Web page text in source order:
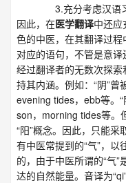
3.充分考虑汉语习
因此，在医学翻译中还应
色的中医，在其翻译过
对应的语句，不管是意译
经过翻译者的无数次探
持其内涵。例如：“阴”曾
evening tides，ebb等。“
son，morning tides等。
“阳”概念。因此，只能采
有中医常提到的“气”，以
的，由于中医所谓的“气”
达的自然能量。音译为